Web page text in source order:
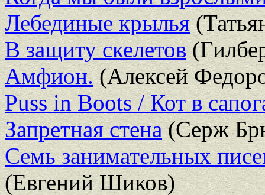
Лебединые крылья
В защиту скелетов
Амфион.(Алексей
Puss in Boots / Кот в
Запретная стена(Серж
Семь занимательных
(Евгений Шиков)